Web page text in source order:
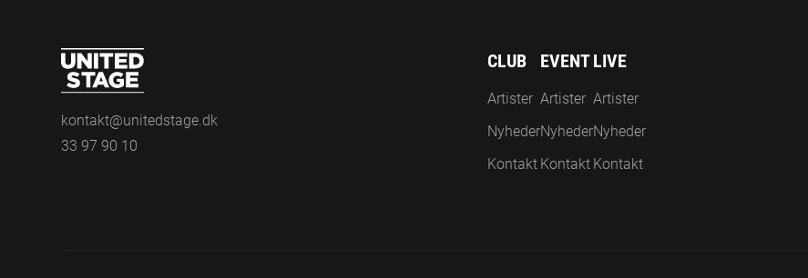
kontakt@unitedstage.dk
33 97 90 10
CLUB
Artister
Nyheder
Kontakt
EVENT
Artister
Nyheder
Kontakt
LIVE
Artister
Nyheder
Kontakt